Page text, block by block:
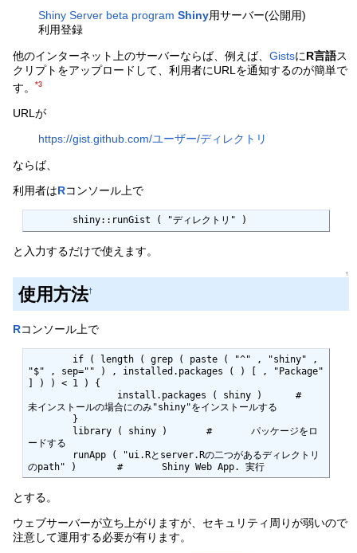
Shiny Server beta program Shiny用サーバー(公開用)
利用登録
他のインターネット上のサーバーならば、例えば、GistsにR言語ス
クリプトをアップロードして、利用者にURLを通知するのが簡単で
す。*3
URLが
https://gist.github.com/ユーザー/ディレクトリ
ならば、
利用者はRコンソール上で
	shiny::runGist ( "ディレクトリ" )
と入力するだけで使えます。
↑
使用方法†
Rコンソール上で
"$" , sep="" ) , installed.packages ( ) [ , "Package"
] ) ) < 1 ) {
未インストールの場合にのみ"shiny"をインストールする
ードする
のpath" )	#	Shiny Web App. 実行
とする。
ウェブサーバーが立ち上がりますが、セキュリティ周りが弱いので
注意して運用する必要が有ります。